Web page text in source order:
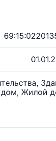
дом, Жилой